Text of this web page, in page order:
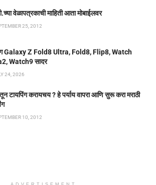
वेळापत्रकाची माहिती आता मोबाईलवर
25, 2012
Galaxy Z Fold8 Ultra, Fold8, Flip8, Watch
Watch9 सादर
24, 2026
टायपिंग करायचय ? हे पर्याय वापरा आणि सुरू करा मराठी
10, 2012